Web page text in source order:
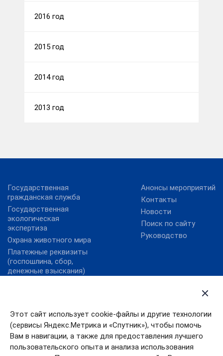
Этот сайт использует cookie-файлы и другие технологии
(сервисы Яндекс.Метрика и «Спутник»), чтобы помочь
Вам в навигации, а также для предоставления лучшего
пользовательского опыта и анализа использования
2016 год
2015 год
2014 год
2013 год
Государственная
гражданская служба
Государственная
экологическая
экспертиза
Охрана животного мира
Платежные реквизиты
(госпошлина, сбор,
денежные взыскания)
Анонсы мероприятий
Контакты
Новости
Поиск по сайту
Руководство
Ивановской области
Правовой портал
Минюста России
Работа в России
Правительство РФ
Президент РФ